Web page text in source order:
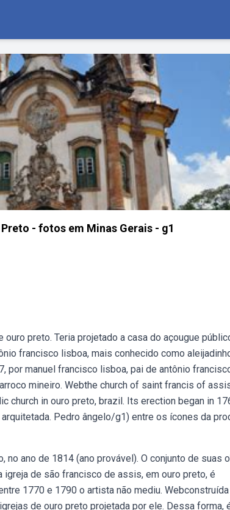
- fotos em Minas Gerais - g1
preto. Teria projetado a casa do açougue
francisco lisboa, mais conhecido como
por manuel francisco lisboa, pai de antônio
mineiro. Webthe church of saint francis of
church in ouro preto, brazil. Its erection began in
Pedro ângelo/g1) entre os ícones da
ano de 1814 (ano provável). O conjunto de suas
de são francisco de assis, em ouro preto, é
1770 e 1790 o artista não mediu.
de ouro preto projetada por ele. Dessa forma,